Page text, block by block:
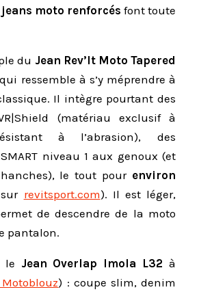
jeans moto renforcés font toute
du Jean Rev’It Moto Tapered
ressemble à s’y méprendre à
Il intègre pourtant des
(matériau exclusif à
à l’abrasion), des
niveau 1 aux genoux (et
le tout pour environ
revitsport.com). Il est léger,
de descendre de la moto
pantalon.
le Jean Overlap Imola L32 à
) : coupe slim, denim